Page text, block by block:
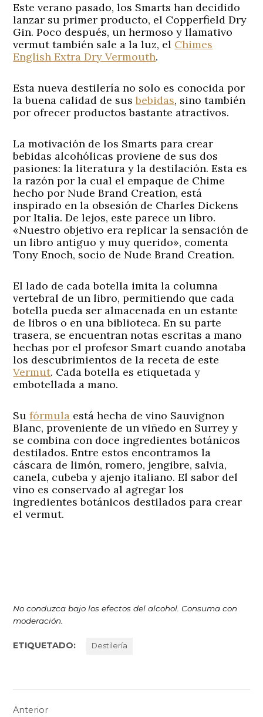
Este verano pasado, los Smarts han decidido
lanzar su primer producto, el Copperfield Dry
Gin. Poco después, un hermoso y llamativo
vermut también sale a la luz, el Chimes
English Extra Dry Vermouth.
Esta nueva destilería no solo es conocida por
la buena calidad de susbebidas, sino también
por ofrecer productos bastante atractivos.
La motivación de los Smarts para crear
bebidas alcohólicas proviene de sus dos
pasiones: la literatura y la destilación. Esta es
la razón por la cual el empaque de Chime
hecho por Nude Brand Creation, está
inspirado en la obsesión de Charles Dickens
por Italia. De lejos, este parece un libro.
«Nuestro objetivo era replicar la sensación de
un libro antiguo y muy querido», comenta
Tony Enoch, socio de Nude Brand Creation.
El lado de cada botella imita la columna
vertebral de un libro, permitiendo que cada
botella pueda ser almacenada en un estante
de libros o en una biblioteca. En su parte
trasera, se encuentran notas escritas a mano
hechas por el profesor Smart cuando anotaba
los descubrimientos de la receta de este
Vermut. Cada botella es etiquetada y
embotellada a mano.
Sufórmula está hecha de vino Sauvignon
Blanc, proveniente de un viñedo en Surrey y
se combina con doce ingredientes botánicos
destilados. Entre estos encontramos la
cáscara de limón, romero, jengibre, salvia,
canela, cubeba y ajenjo italiano. El sabor del
vino es conservado al agregar los
ingredientes botánicos destilados para crear
el vermut.
No conduzca bajo los efectos del alcohol. Consuma con
moderación.
ETIQUETADO: Destilería
Anterior